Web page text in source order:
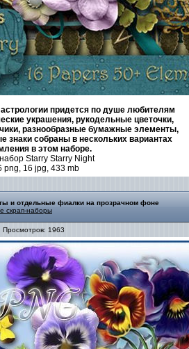
придется по душе любителям
украшения, рукодельные цветочки,
разнообразные бумажные элементы,
знаки собраны в нескольких вариантах
в этом наборе.
Starry Starry Night
png, 16 jpg, 433 mb
и отдельные фиалки на прозрачном фоне
скрап-наборы
1963